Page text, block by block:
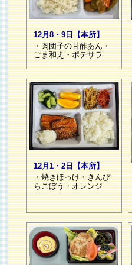
12月8・9日【本所】
・肉団子の甘酢あん・
ごま和え・ポテサラ
12月1・2日【本所】
・焼きほっけ・きんぴ
らごぼう・オレンジ